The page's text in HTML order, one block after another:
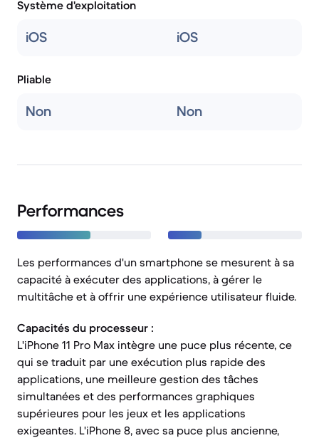
Système d'exploitation
iOS iOS
Pliable
Non Non
Performances
Les performances d'un smartphone se mesurent à sa
capacité à exécuter des applications, à gérer le
multitâche et à offrir une expérience utilisateur fluide.
Capacités du processeur :
L'iPhone 11 Pro Max intègre une puce plus récente, ce
qui se traduit par une exécution plus rapide des
applications, une meilleure gestion des tâches
simultanées et des performances graphiques
supérieures pour les jeux et les applications
exigeantes. L'iPhone 8, avec sa puce plus ancienne,